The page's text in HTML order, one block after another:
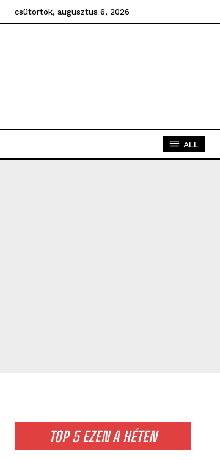
csütörtök, augusztus 6, 2026
ALL
TOP 5 EZEN A HÉTEN